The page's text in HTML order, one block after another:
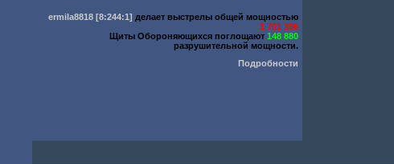
ermila8818 [8:244:1] делает выстрелы общей мощностью
1 701 396
Щиты Обороняющихся поглощают148 880
разрушительной мощности.
Подробности